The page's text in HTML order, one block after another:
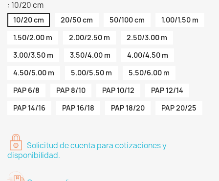
: 10/20 cm
10/20 cm 20/50 cm 50/100 cm
1.00/1.50 m
1.50/2.00 m
2.00/2.50 m
2.50/3.00 m
3.00/3.50 m
3.50/4.00 m
4.00/4.50 m
4.50/5.00 m
5.00/5.50 m
5.50/6.00 m
PAP 6/8
PAP 8/10 PAP 10/12
PAP 12/14
PAP 14/16
PAP 16/18 PAP 18/20 PAP 20/25
Solicitud de cuenta para cotizaciones y
disponibilidad.